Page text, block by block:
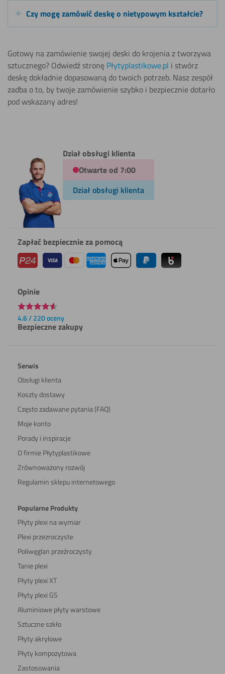
Czy mogę zamówić deskę o nietypowym kształcie?
Gotowy na zamówienie swojej deski do krojenia z tworzywa
sztucznego? Odwiedź stronę Płytyplastikowe.pl i stwórz
deskę dokładnie dopasowaną do twoich potrzeb. Nasz zespół
zadba o to, by twoje zamówienie szybko i bezpiecznie dotarło
pod wskazany adres!
Dział obsługi klienta
Otwarte od 7:00
Dział obsługi klienta
Zapłać bezpiecznie za pomocą
Opinie
4.6 / 220 oceny
Bezpieczne zakupy
Serwis
Obsługi klienta
Koszty dostawy
Często zadawane pytania (FAQ)
Moje konto
Porady i inspiracje
O firmie Płytyplastikowe
Zrównoważony rozwój
Regulamin sklepu internetowego
Popularne Produkty
Płyty plexi na wymiar
Plexi przezroczyste
Poliwęglan przeźroczysty
Tanie plexi
Płyty plexi XT
Płyty plexi GS
Aluminiowe płyty warstowe
Sztuczne szkło
Płyty akrylowe
Płyty kompozytowa
Zastosowania